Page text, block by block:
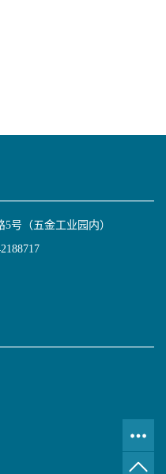
号（五金工业园内）